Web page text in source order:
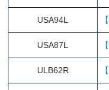
USA94L
USA87L
ULB62R